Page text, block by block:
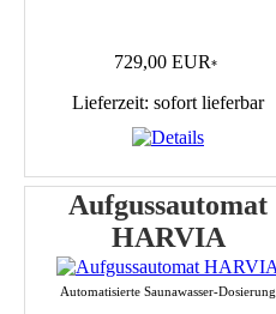
729,00 EUR*
Lieferzeit: sofort lieferbar
Aufgussautomat
HARVIA
Automatisierte Saunawasser-Dosierung